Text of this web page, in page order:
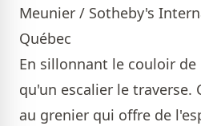
Meunier / Sotheby's
Québec
En sillonnant le couloir de
qu'un escalier le traverse.
au grenier qui offre de